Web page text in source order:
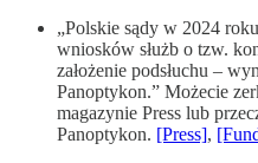
„Polskie sądy w 2024
wniosków służb o tzw.
założenie podsłuchu –
Panoptykon.” Możecie
magazynie Press lub
Panoptykon. [Press],